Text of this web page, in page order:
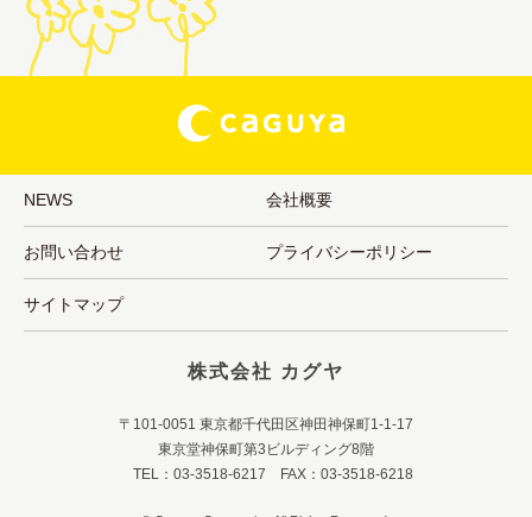
NEWS 会社概要
お問い合わせ プライバシーポリシー
サイトマップ
株式会社 カグヤ
〒101-0051 東京都千代田区神田神保町1-1-17
東京堂神保町第3ビルディング8階
TEL：03-3518-6217 FAX：03-3518-6218